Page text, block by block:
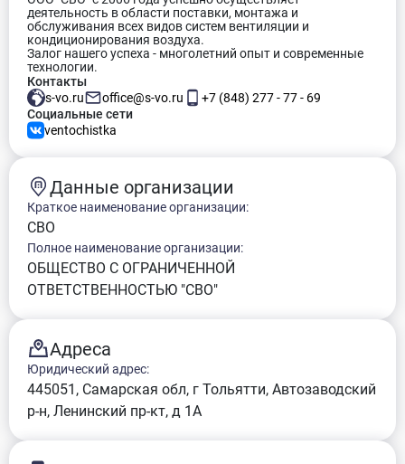
деятельность в области поставки, монтажа и
обслуживания всех видов систем вентиляции и
кондиционирования воздуха.
Залог нашего успеха - многолетний опыт и современные
технологии.
Контакты
s-vo.ru
office@s-vo.ru
+7 (848) 277 - 77 - 69
Социальные сети
ventochistka
Данные организации
Краткое наименование организации:
СВО
Полное наименование организации:
ОБЩЕСТВО С ОГРАНИЧЕННОЙ
ОТВЕТСТВЕННОСТЬЮ "СВО"
Адреса
Юридический адрес:
445051, Самарская обл, г Тольятти, Автозаводский
р-н, Ленинский пр-кт, д 1А